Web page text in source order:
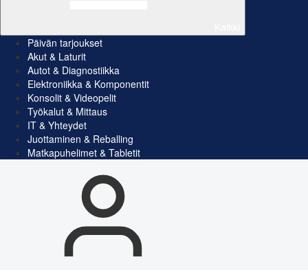
Päivän tarjoukset
Akut & Laturit
Autot & Diagnostiikka
Elektroniikka & Komponentit
Konsolit & Videopelit
Työkalut & Mittaus
IT & Yhteydet
Juottaminen & Reballing
Matkapuhelimet & Tabletit